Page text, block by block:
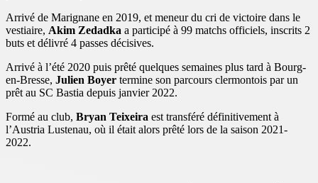
Arrivé de Marignane en 2019, et meneur du cri de victoire dans le
vestiaire, Akim Zedadka a participé à 99 matchs officiels, inscrits 2
buts et délivré 4 passes décisives.
Arrivé à l’été 2020 puis prêté quelques semaines plus tard à Bourg-
en-Bresse, Julien Boyer termine son parcours clermontois par un
prêt au SC Bastia depuis janvier 2022.
Formé au club, Bryan Teixeira est transféré définitivement à
l’Austria Lustenau, où il était alors prêté lors de la saison 2021-
2022.